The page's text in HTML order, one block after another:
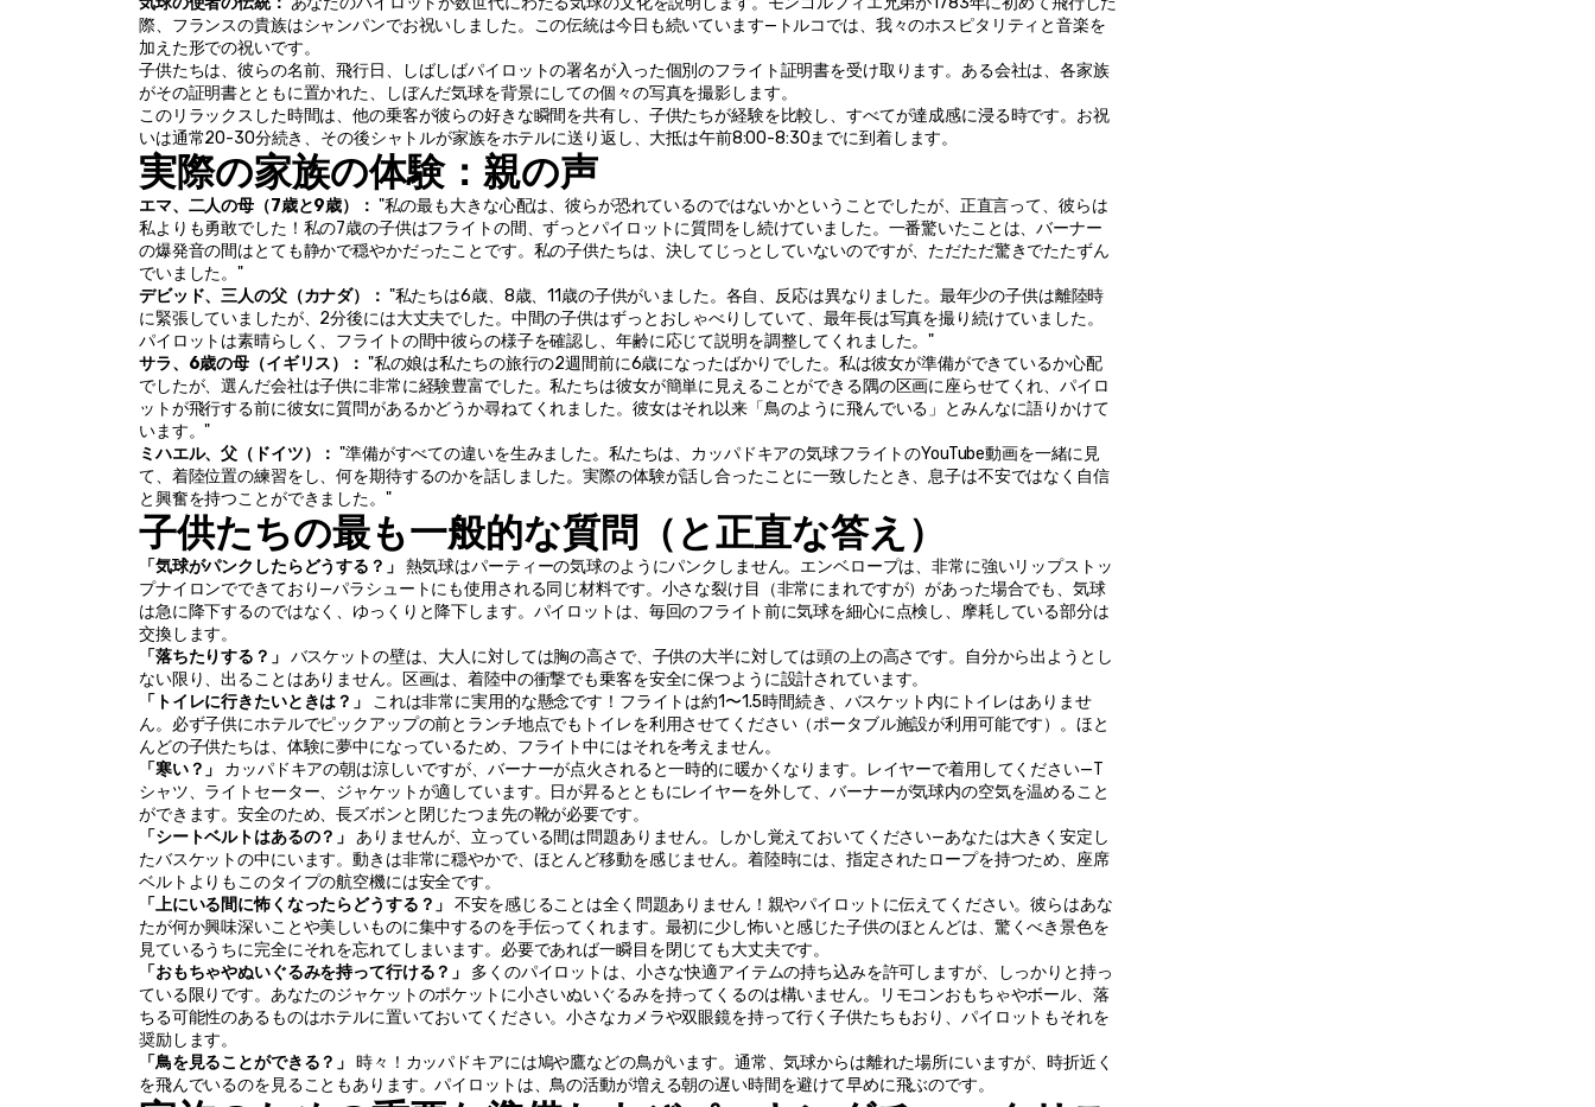
際、フランスの貴族はシャンパンでお祝いしました。この伝統は今日も続いています—トルコでは、我々のホスピタリティと音楽を
加えた形での祝いです。
子供たちは、彼らの名前、飛行日、しばしばパイロットの署名が入った個別のフライト証明書を受け取ります。ある会社は、各家族
がその証明書とともに置かれた、しぼんだ気球を背景にしての個々の写真を撮影します。
このリラックスした時間は、他の乗客が彼らの好きな瞬間を共有し、子供たちが経験を比較し、すべてが達成感に浸る時です。お祝
いは通常20-30分続き、その後シャトルが家族をホテルに送り返し、大抵は午前8:00-8:30までに到着します。
実際の家族の体験：親の声
エマ、二人の母（7歳と9歳）： "私の最も大きな心配は、彼らが恐れているのではないかということでしたが、正直言って、彼らは
私よりも勇敢でした！私の7歳の子供はフライトの間、ずっとパイロットに質問をし続けていました。一番驚いたことは、バーナー
の爆発音の間はとても静かで穏やかだったことです。私の子供たちは、決してじっとしていないのですが、ただただ驚きでたたずん
でいました。"
デビッド、三人の父（カナダ）： "私たちは6歳、8歳、11歳の子供がいました。各自、反応は異なりました。最年少の子供は離陸時
に緊張していましたが、2分後には大丈夫でした。中間の子供はずっとおしゃべりしていて、最年長は写真を撮り続けていました。
パイロットは素晴らしく、フライトの間中彼らの様子を確認し、年齢に応じて説明を調整してくれました。"
サラ、6歳の母（イギリス）： "私の娘は私たちの旅行の2週間前に6歳になったばかりでした。私は彼女が準備ができているか心配
でしたが、選んだ会社は子供に非常に経験豊富でした。私たちは彼女が簡単に見えることができる隅の区画に座らせてくれ、パイロ
ットが飛行する前に彼女に質問があるかどうか尋ねてくれました。彼女はそれ以来「鳥のように飛んでいる」とみんなに語りかけて
います。"
ミハエル、父（ドイツ）： "準備がすべての違いを生みました。私たちは、カッパドキアの気球フライトのYouTube動画を一緒に見
て、着陸位置の練習をし、何を期待するのかを話しました。実際の体験が話し合ったことに一致したとき、息子は不安ではなく自信
と興奮を持つことができました。"
子供たちの最も一般的な質問（と正直な答え）
「気球がパンクしたらどうする？」 熱気球はパーティーの気球のようにパンクしません。エンベロープは、非常に強いリップストッ
プナイロンでできており—パラシュートにも使用される同じ材料です。小さな裂け目（非常にまれですが）があった場合でも、気球
は急に降下するのではなく、ゆっくりと降下します。パイロットは、毎回のフライト前に気球を細心に点検し、摩耗している部分は
交換します。
「落ちたりする？」 バスケットの壁は、大人に対しては胸の高さで、子供の大半に対しては頭の上の高さです。自分から出ようとし
ない限り、出ることはありません。区画は、着陸中の衝撃でも乗客を安全に保つように設計されています。
「トイレに行きたいときは？」
これは非常に実用的な懸念です！フライトは約1〜1.5時間続き、バスケット内にトイレはありませ
ん。必ず子供にホテルでピックアップの前とランチ地点でもトイレを利用させてください（ポータブル施設が利用可能です）。ほと
んどの子供たちは、体験に夢中になっているため、フライト中にはそれを考えません。
「寒い？」
カッパドキアの朝は涼しいですが、バーナーが点火されると一時的に暖かくなります。レイヤーで着用してください—T
シャツ、ライトセーター、ジャケットが適しています。日が昇るとともにレイヤーを外して、バーナーが気球内の空気を温めること
ができます。安全のため、長ズボンと閉じたつま先の靴が必要です。
「シートベルトはあるの？」 ありませんが、立っている間は問題ありません。しかし覚えておいてください—あなたは大きく安定し
たバスケットの中にいます。動きは非常に穏やかで、ほとんど移動を感じません。着陸時には、指定されたロープを持つため、座席
ベルトよりもこのタイプの航空機には安全です。
「上にいる間に怖くなったらどうする？」 不安を感じることは全く問題ありません！親やパイロットに伝えてください。彼らはあな
たが何か興味深いことや美しいものに集中するのを手伝ってくれます。最初に少し怖いと感じた子供のほとんどは、驚くべき景色を
見ているうちに完全にそれを忘れてしまいます。必要であれば一瞬目を閉じても大丈夫です。
「おもちゃやぬいぐるみを持って行ける？」
多くのパイロットは、小さな快適アイテムの持ち込みを許可しますが、しっかりと持っ
ている限りです。あなたのジャケットのポケットに小さいぬいぐるみを持ってくるのは構いません。リモコンおもちゃやボール、落
ちる可能性のあるものはホテルに置いておいてください。小さなカメラや双眼鏡を持って行く子供たちもおり、パイロットもそれを
奨励します。
「鳥を見ることができる？」 時々！カッパドキアには鳩や鷹などの鳥がいます。通常、気球からは離れた場所にいますが、時折近く
を飛んでいるのを見ることもあります。パイロットは、鳥の活動が増える朝の遅い時間を避けて早めに飛ぶのです。